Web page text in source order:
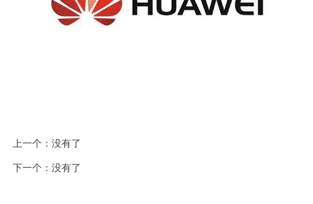
上一个：没有了
下一个：没有了